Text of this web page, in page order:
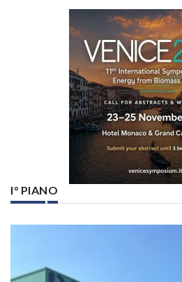
I° PIANO